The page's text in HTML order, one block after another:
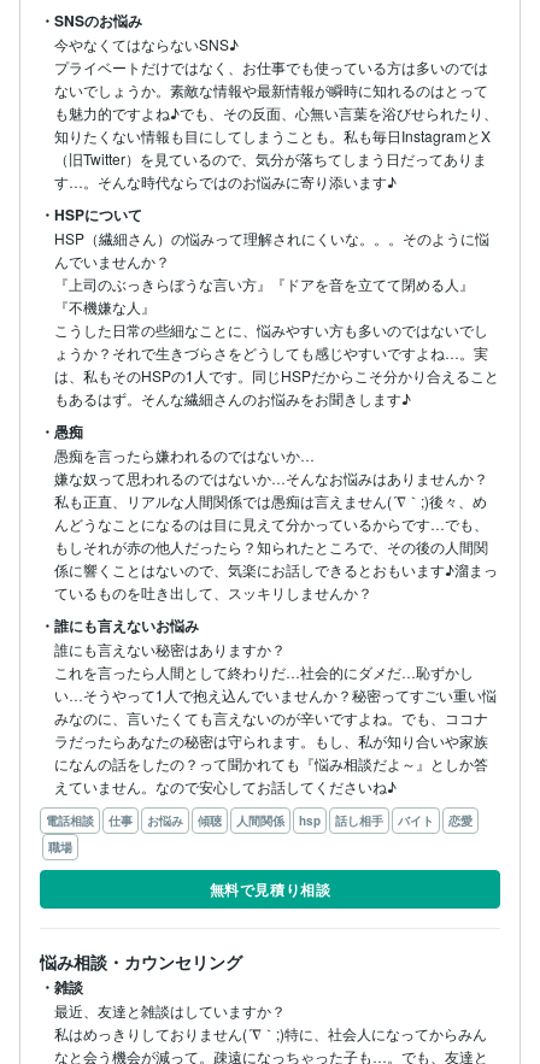
・SNSのお悩み
今やなくてはならないSNS♪
プライベートだけではなく、お仕事でも使っている方は多いのでは
ないでしょうか。素敵な情報や最新情報が瞬時に知れるのはとって
も魅力的ですよね♪でも、その反面、心無い言葉を浴びせられたり、
知りたくない情報も目にしてしまうことも。私も毎日InstagramとX
（旧Twitter）を見ているので、気分が落ちてしまう日だってありま
す…。そんな時代ならではのお悩みに寄り添います♪
・HSPについて
HSP（繊細さん）の悩みって理解されにくいな。。。そのように悩
んでいませんか？
『上司のぶっきらぼうな言い方』『ドアを音を立てて閉める人』
『不機嫌な人』
こうした日常の些細なことに、悩みやすい方も多いのではないでし
ょうか？それで生きづらさをどうしても感じやすいですよね…。実
は、私もそのHSPの1人です。同じHSPだからこそ分かり合えること
もあるはず。そんな繊細さんのお悩みをお聞きします♪
・愚痴
愚痴を言ったら嫌われるのではないか…
嫌な奴って思われるのではないか…そんなお悩みはありませんか？
私も正直、リアルな人間関係では愚痴は言えません(´∇｀;)後々、め
んどうなことになるのは目に見えて分かっているからです…でも、
もしそれが赤の他人だったら？知られたところで、その後の人間関
係に響くことはないので、気楽にお話しできるとおもいます♪溜まっ
ているものを吐き出して、スッキリしませんか？
・誰にも言えないお悩み
誰にも言えない秘密はありますか？
これを言ったら人間として終わりだ…社会的にダメだ…恥ずかし
い…そうやって1人で抱え込んでいませんか？秘密ってすごい重い悩
みなのに、言いたくても言えないのが辛いですよね。でも、ココナ
ラだったらあなたの秘密は守られます。もし、私が知り合いや家族
になんの話をしたの？って聞かれても『悩み相談だよ～』としか答
えていません。なので安心してお話してくださいね♪
電話相談 仕事 お悩み 傾聴 人間関係 hsp 話し相手 バイト
恋愛
職場
無料で見積り相談
悩み相談・カウンセリング
・雑談
最近、友達と雑談はしていますか？
私はめっきりしておりません(´∇｀;)特に、社会人になってからみん
なと会う機会が減って。疎遠になっちゃった子も…。でも、友達と